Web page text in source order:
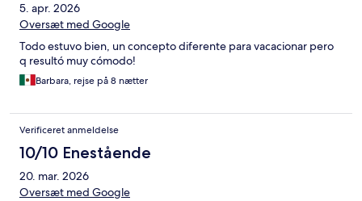
5. apr. 2026
Oversæt med Google
Todo estuvo bien, un concepto diferente para vacacionar pero
q resultó muy cómodo!
Barbara, rejse på 8 nætter
Verificeret anmeldelse
10/10 Enestående
20. mar. 2026
Oversæt med Google